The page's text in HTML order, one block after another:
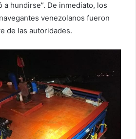
a hundirse”. De inmediato, los
venezolanos fueron
de las autoridades.